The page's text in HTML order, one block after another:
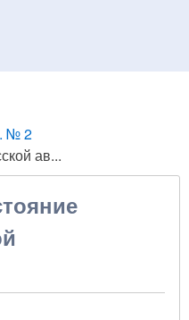
№ 2
ав...